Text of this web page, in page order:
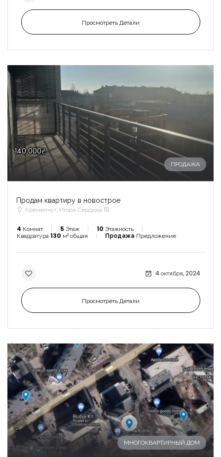
Просмотреть Детали
140 000₴
ПРОДАЖА
Продам квартиру в новострое
Кременчуг, Игоря Сердюка 15
4 Комнат 5 Этаж 10 Этажность
Квадратура130 м² общая Продажа Предложение
4 октября, 2024
Просмотреть Детали
-
МНОГОКВАРТИРНЫЙ ДОМ